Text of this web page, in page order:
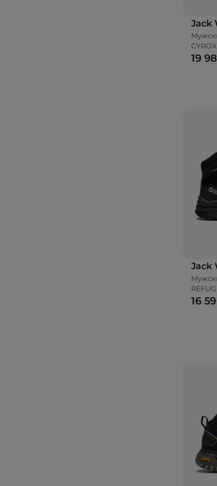
Jack
19
Jack
16